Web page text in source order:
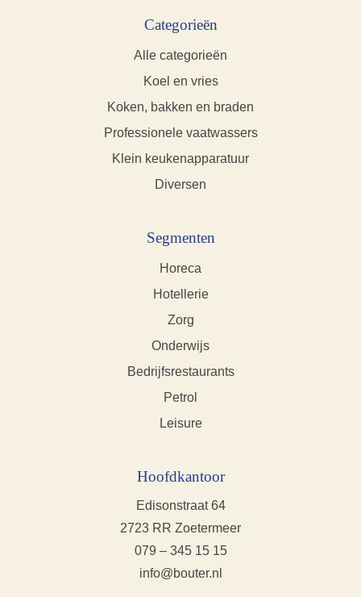
Categorieën
Alle categorieën
Koel en vries
Koken, bakken en braden
Professionele vaatwassers
Klein keukenapparatuur
Diversen
Segmenten
Horeca
Hotellerie
Zorg
Onderwijs
Bedrijfsrestaurants
Petrol
Leisure
Hoofdkantoor
Edisonstraat 64
2723 RR Zoetermeer
079 – 345 15 15
info@bouter.nl